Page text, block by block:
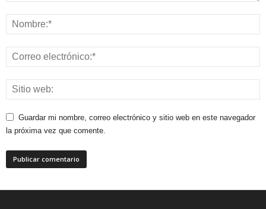
Guardar mi nombre, correo electrónico y sitio web en este navegador
la próxima vez que comente.